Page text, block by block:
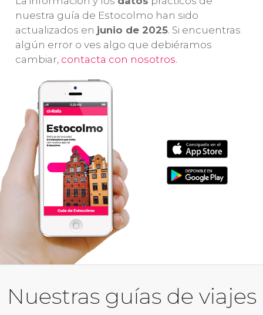
nuestra guía de Estocolmo han sido
actualizados en junio de 2025. Si encuentras
algún error o ves algo que debiéramos
cambiar, contacta con nosotros.
Nuestras guías de viajes